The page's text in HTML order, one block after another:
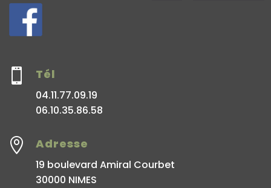
 Tél
04.11.77.09.19
06.10.35.86.58
 Adresse
19 boulevard Amiral Courbet
30000 NIMES